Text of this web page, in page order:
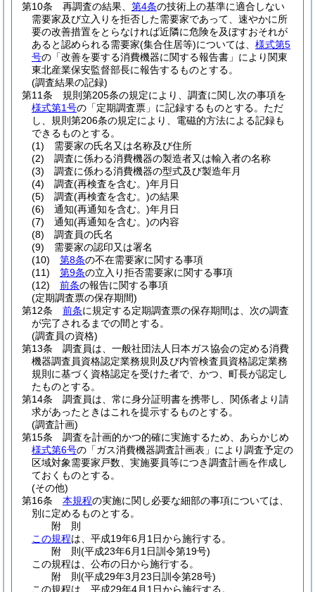
第10条
再調査の結果、 第4条の技術上の基準に適合しない
需要家及び立入りを拒否した需要家であって、速やかに所
要の改善措置をとらなければ近隣に危険を及ぼすおそれが
あると認められる需要家(集合住居等)については、 様式第5
号の「改善を要する消費機器に関する報告書」により関東
東北産業保安監督部長に報告するものとする。
(調査結果の記録)
第11条
規則第205条の規定により、調査に関し次の事項を
様式第1号の「定期調査票」に記録するものとする。 ただ
し、規則第206条の規定により、電磁的方法による記録も
できるものとする。
(1)
需要家の氏名又は名称及び住所
(2)
調査に係わる消費機器の製造者又は輸入者の名称
(3)
調査に係わる消費機器の型式及び製造年月
(4)
調査(再検査を含む。)年月日
(5)
調査(再検査を含む。)の結果
(6)
通知(再通知を含む。)年月日
(7)
通知(再通知を含む。)の内容
(8)
調査員の氏名
(9)
需要家の認印又は署名
(10)
第8条の不在需要家に関する事項
(11)
第9条の立入り拒否需要家に関する事項
(12)
前条の報告に関する事項
(定期調査票の保存期間)
第12条
前条に規定する定期調査票の保存期間は、次の調査
が完了されるまでの間とする。
(調査員の資格)
第13条
調査員は、一般社団法人日本ガス協会の定める消費
機器調査員資格認定業務規則及び内管検査員資格認定業務
規則に基づく資格認定を受けた者で、かつ、町長が認定し
たものとする。
第14条
調査員は、常に身分証明書を携帯し、関係者より請
求があったときはこれを提示するものとする。
(調査計画)
第15条
調査を計画的かつ的確に実施するため、あらかじめ
様式第6号の「ガス消費機器調査計画表」により調査予定の
区域対象需要家戸数、実施要員等につき調査計画を作成し
ておくものとする。
(その他)
第16条
本規程の実施に関し必要な細部の事項については、
別に定めるものとする。
附 則
この規程は、平成19年6月1日から施行する。
附 則(平成23年6月1日訓令第19号)
この規程は、公布の日から施行する。
附 則(平成29年3月23日訓令第28号)
この規程は、平成29年4月1日から施行する。